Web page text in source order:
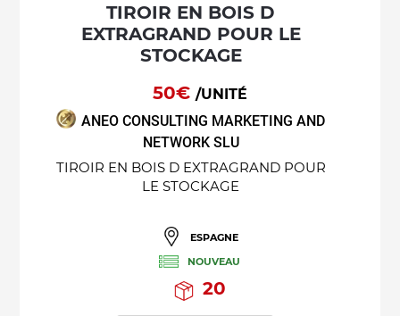
TIROIR EN BOIS D
EXTRAGRAND POUR LE
STOCKAGE
50€ /UNITÉ
ANEO CONSULTING MARKETING AND
NETWORK SLU
TIROIR EN BOIS D EXTRAGRAND POUR
LE STOCKAGE
ESPAGNE
NOUVEAU
20